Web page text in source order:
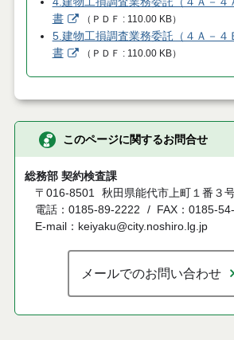
書
（ ＰＤＦ 110.00 KB）
5.建物工損調査業務委託（４Ａ－
書
（ ＰＤＦ 110.00 KB）
このページに関するお問合せ
総務部 契約検査課
〒016-8501 秋田県能代市上町１番３
電話：0185-89-2222
FAX：0185-
E-mail：keiyaku@city.noshiro.lg.jp
メールでのお問い合わせ